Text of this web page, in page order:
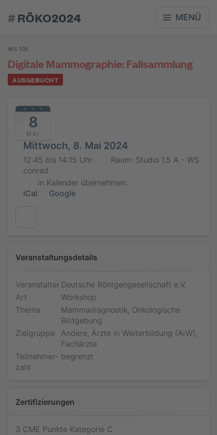
#RÖKO2024 MENÜ
werden, falls das Webinar innerhalb der nächsten 10
kommen Sie kurz vor Beginn des Webinars erneut, um am
WS 105
Digitale Mammographie: Fallsammlung
AUSGEBUCHT
8
MAI
Mittwoch, 8. Mai 2024
12:45 bis 14:15 Uhr ·
Raum: Studio 1.5 A - WS
conrad
in Kalender übernehmen:
iCal · Google
Veranstaltungsdetails
Veranstalter Deutsche Röntgengesellschaft e.V.
Art
Workshop
Thema
Mammadiagnostik, Onkologische
Bildgebung
Zielgruppe
Andere, Ärzte in Weiterbildung (AiW),
Fachärzte
Teilnehmer­
zahl
begrenzt
Zertifizierungen
3 CME Punkte Kategorie C